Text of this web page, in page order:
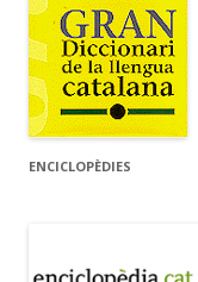
ENCICLOPÈDIES